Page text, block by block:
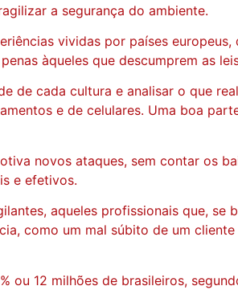
a segurança do ambiente.
vividas por países
àqueles que descumprem as
de cada cultura e analisar o que
e de celulares. Uma boa
novos ataques, sem contar os
e efetivos.
aqueles profissionais que,
como um mal súbito de um
ou 12 milhões de brasileiros,